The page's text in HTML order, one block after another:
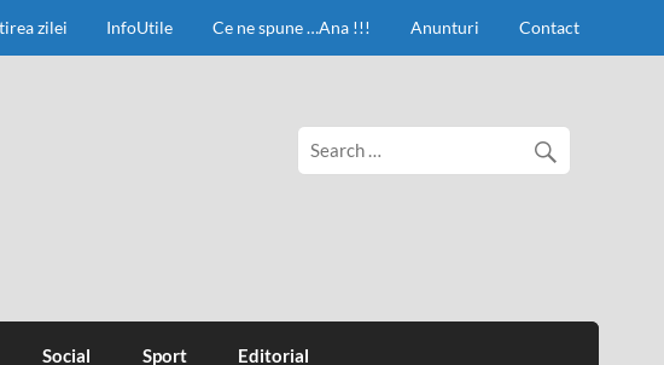
zilei InfoUtile Ce ne spune …Ana !!! Anunturi Contact
Social Sport Editorial